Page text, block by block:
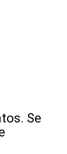
Se